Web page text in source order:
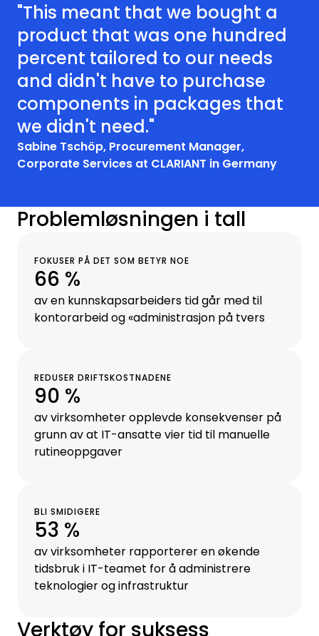
"This meant that we bought a
product that was one hundred
percent tailored to our needs
and didn't have to purchase
components in packages that
we didn't need."
Sabine Tschöp, Procurement Manager,
Corporate Services at CLARIANT in Germany
Problemløsningen i tall
FOKUSER PÅ DET SOM BETYR NOE
66 %
av en kunnskapsarbeiders tid går med til
kontorarbeid og «administrasjon på tvers
REDUSER DRIFTSKOSTNADENE
90 %
av virksomheter opplevde konsekvenser på
grunn av at IT-ansatte vier tid til manuelle
rutineoppgaver
BLI SMIDIGERE
53 %
av virksomheter rapporterer en økende
tidsbruk i IT-teamet for å administrere
teknologier og infrastruktur
Verktøy for suksess